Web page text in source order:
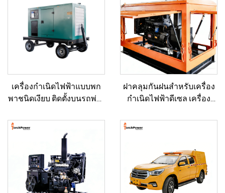
เครื่องกำเนิดไฟฟ้าแบบพก
พาชนิดเงียบ ติดตั้งบนรถพ่วง
ฝาคลุมกันฝนสำหรับเครื่อง
กำเนิดไฟฟ้าดีเซล เครื่อง
สำหรับงานก่อสร้างกลาง